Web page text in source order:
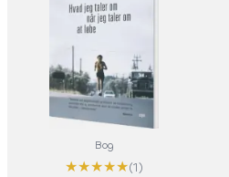
Bog
★★★★★(1)